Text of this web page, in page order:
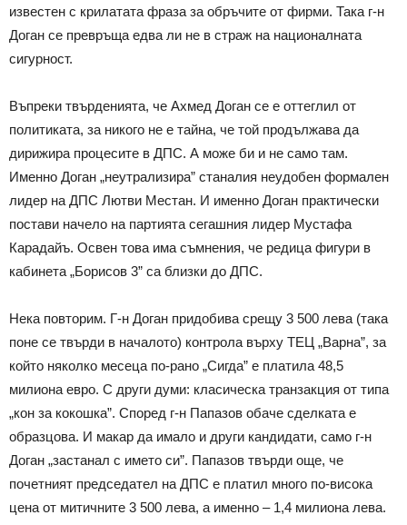
известен с крилатата фраза за обръчите от фирми. Така г-н
Доган се превръща едва ли не в страж на националната
сигурност.
Въпреки твърденията, че Ахмед Доган се е оттеглил от
политиката, за никого не е тайна, че той продължава да
дирижира процесите в ДПС. А може би и не само там.
Именно Доган „неутрализира” станалия неудобен формален
лидер на ДПС Лютви Местан. И именно Доган практически
постави начело на партията сегашния лидер Мустафа
Карадайъ. Освен това има съмнения, че редица фигури в
кабинета „Борисов 3” са близки до ДПС.
Нека повторим. Г-н Доган придобива срещу 3 500 лева (така
поне се твърди в началото) контрола върху ТЕЦ „Варна”, за
който няколко месеца по-рано „Сигда” е платила 48,5
милиона евро. С други думи: класическа транзакция от типа
„кон за кокошка”. Според г-н Папазов обаче сделката е
образцова. И макар да имало и други кандидати, само г-н
Доган „застанал с името си”. Папазов твърди още, че
почетният председател на ДПС е платил много по-висока
цена от митичните 3 500 лева, а именно – 1,4 милиона лева.